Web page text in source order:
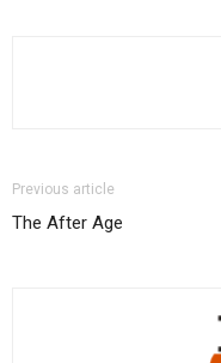
Previous article
The After Age